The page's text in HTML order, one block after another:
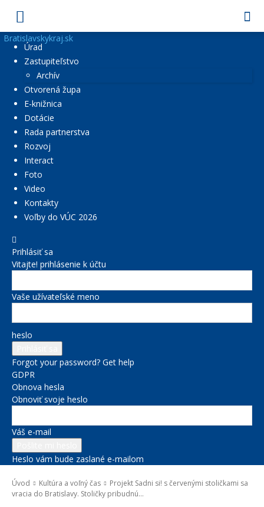
Bratislavskykraj.sk
Úrad
Zastupiteľstvo
Archív
Otvorená župa
E-knižnica
Dotácie
Rada partnerstva
Rozvoj
Interact
Foto
Video
Kontakty
Voľby do VÚC 2026
Prihlásiť sa
Vitajte! prihlásenie k účtu
Vaše užívateľské meno
heslo
Forgot your password? Get help
GDPR
Obnova hesla
Obnoviť svoje heslo
Váš e-mail
Heslo vám bude zaslané e-mailom
Úvod Kultúra a voľný čas
Projekt Sadni si! s červenými stoličkami sa
vracia do Bratislavy. Stoličky pribudnú...